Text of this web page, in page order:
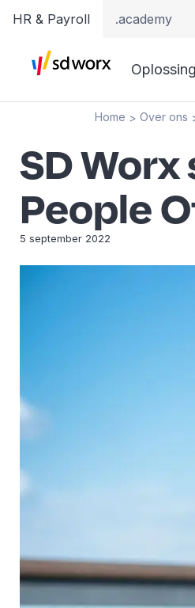
HR & Payroll .academy
Home > Over ons
SD
People
5 september 2022